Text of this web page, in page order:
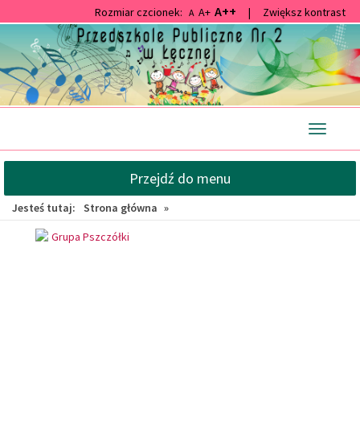
głównej
treści
wyszukiwarki
Rozmiar czcionek: A A+ A++ | Zwiększ kontrast
Przełącz
Przejdź do menu
Jesteś tutaj: Strona główna »